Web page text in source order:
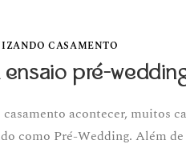
CASAMENTO
pré-
acontecer, muitos
como Pré-Wedding. Além de